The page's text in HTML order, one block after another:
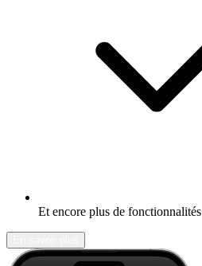
Et encore plus de fonctionnalités